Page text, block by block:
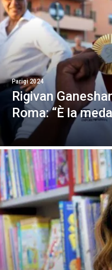
Parigi 2024
Rigivan
Roma: “È la